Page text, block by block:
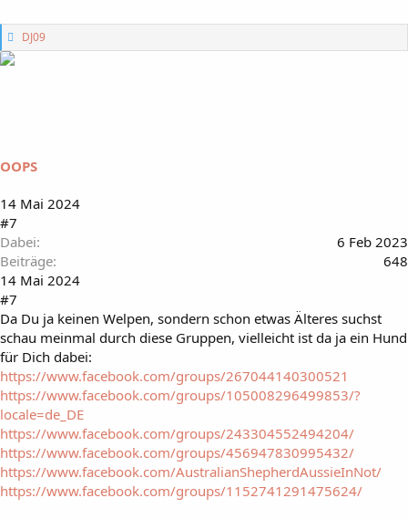
G
e
r
DJ09
OOPS
14 Mai 2024
#7
Dabei
6 Feb 2023
Beiträge
648
14 Mai 2024
#7
Da Du ja keinen Welpen, sondern schon etwas Älteres suchst
schau meinmal durch diese Gruppen, vielleicht ist da ja ein Hund
für Dich dabei:
https://www.facebook.com/groups/267044140300521
https://www.facebook.com/groups/105008296499853/?
locale=de_DE
https://www.facebook.com/groups/243304552494204/
https://www.facebook.com/groups/456947830995432/
https://www.facebook.com/AustralianShepherdAussieInNot/
https://www.facebook.com/groups/1152741291475624/